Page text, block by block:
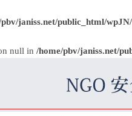
janiss.net/public_html/
null in /home/pbv/janiss.net/